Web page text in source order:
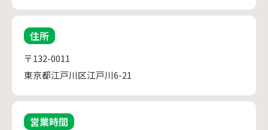
住所
〒132-0011
東京都江戸川区江戸川6-21
営業時間